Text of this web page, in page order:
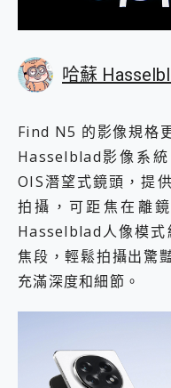
哈蘇
Find N5 的影像規格
Hasselblad影像系
OIS潛望式鏡頭，提
拍攝，可距焦在離
Hasselblad人像模
焦段，輕鬆拍攝出驚
充滿深度和細節。